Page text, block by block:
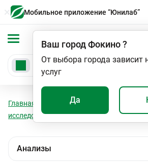
Мобильное приложение “Юнилаб”
Ваш городФокино?
От выбора города зависит
услуг
Да
Главная Анализы
исследования
Антиоксидантный